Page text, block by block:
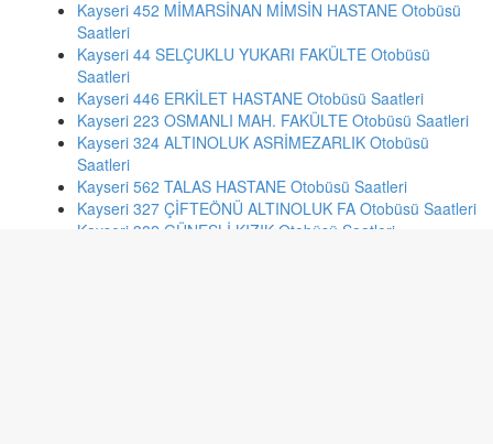
Kayseri 452 MİMARSİNAN MİMSİN HASTANE Otobüsü
Saatleri
Kayseri 44 SELÇUKLU YUKARI FAKÜLTE Otobüsü
Saatleri
Kayseri 446 ERKİLET HASTANE Otobüsü Saatleri
Kayseri 223 OSMANLI MAH. FAKÜLTE Otobüsü Saatleri
Kayseri 324 ALTINOLUK ASRİMEZARLIK Otobüsü
Saatleri
Kayseri 562 TALAS HASTANE Otobüsü Saatleri
Kayseri 327 ÇİFTEÖNÜ ALTINOLUK FA Otobüsü Saatleri
Kayseri 382 GÜNEŞLİ KIZIK Otobüsü Saatleri